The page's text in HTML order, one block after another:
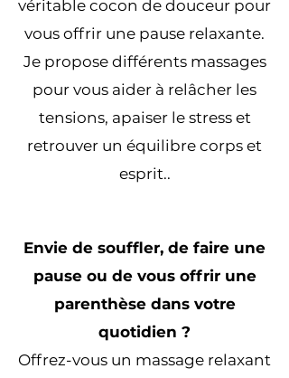
véritable cocon de douceur pour
vous offrir une pause relaxante.
Je propose différents massages
pour vous aider à relâcher les
tensions, apaiser le stress et
retrouver un équilibre corps et
esprit..
Envie de souffler, de faire une
pause ou de vous offrir une
parenthèse dans votre
quotidien ?
Offrez-vous un massage relaxant